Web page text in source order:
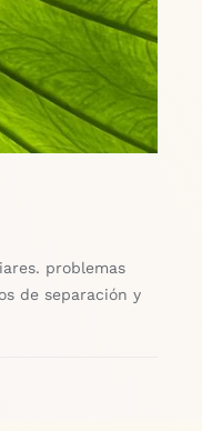
problemas
de separación y